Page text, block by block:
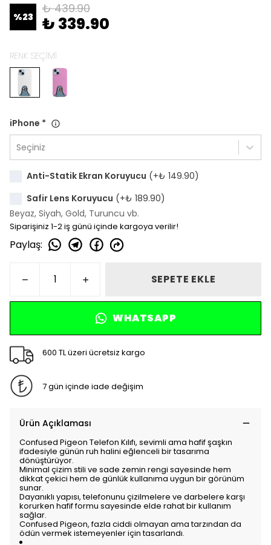
%23
₺ 439.90
₺ 339.90
RENK SEÇİMİ
iPhone *
Seçiniz
Anti-Statik Ekran Koruyucu (+₺ 149.90)
Safir Lens Koruyucu (+₺ 189.90)
Beyaz, Siyah, Gold, Turuncu vb.
Siparişiniz 1-2 iş günü içinde kargoya verilir!
Paylaş:
SEPETE EKLE
WHATSAPP
600 TL üzeri ücretsiz kargo
7 gün içinde iade değişim
Ürün Açıklaması
Confused Pigeon Telefon Kılıfı, sevimli ama hafif şaşkın
ifadesiyle günün ruh halini eğlenceli bir tasarıma
dönüştürüyor.
Minimal çizim stili ve sade zemin rengi sayesinde hem
dikkat çekici hem de günlük kullanıma uygun bir görünüm
sunar.
Dayanıklı yapısı, telefonunu çizilmelere ve darbelere karşı
korurken hafif formu sayesinde elde rahat bir kullanım
sağlar.
Confused Pigeon, fazla ciddi olmayan ama tarzından da
ödün vermek istemeyenler için tasarlandı.